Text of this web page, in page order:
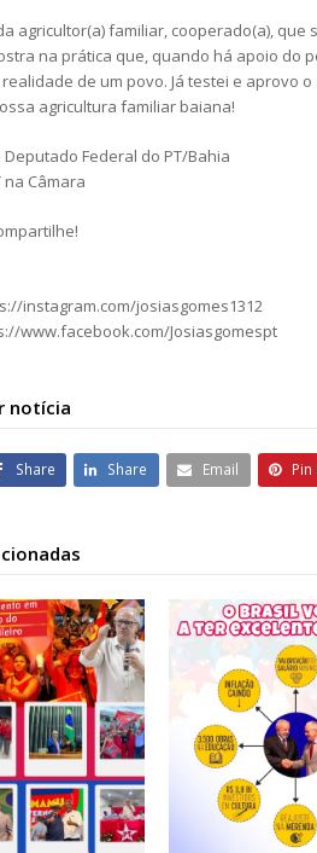
agricultor(a) familiar, cooperado(a),
na prática que, quando há apoio do
de um povo. Já testei e aprovo
agricultura familiar baiana!
Deputado Federal do PT/Bahia
na Câmara
instagram.com/josiasgomes1312
www.facebook.com/Josiasgomespt
notícia
Share Share Email Pin